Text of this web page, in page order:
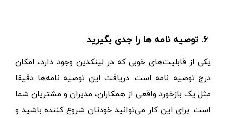
6. توصیه نامه ها را جدی بگیرید
یکی از قابلیت‌های خوبی که درلینکدین وجود دارد، امکان
درج توصیه نامه است. دریافت این توصیه‌ نامه‌ها دقیقا
مثل یک بازخورد واقعی از همکاران، مدیران و مشتریان شما
است. برای این کار می‌توانید خودتان شروع کننده باشید و